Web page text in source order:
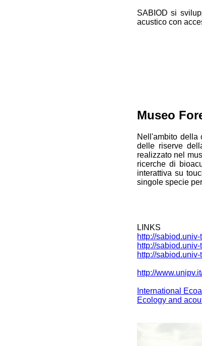
SABIOD si
acustico con
Museo
Nell'ambito della
delle riserve
realizzato nel
ricerche di
interattiva su
singole specie
LINKS
http://sabiod.univ-
http://sabiod.univ-
http://
http://
International
Ecology and